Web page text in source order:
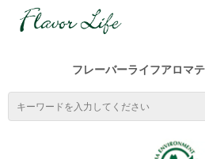
フレーバーライフアロマ